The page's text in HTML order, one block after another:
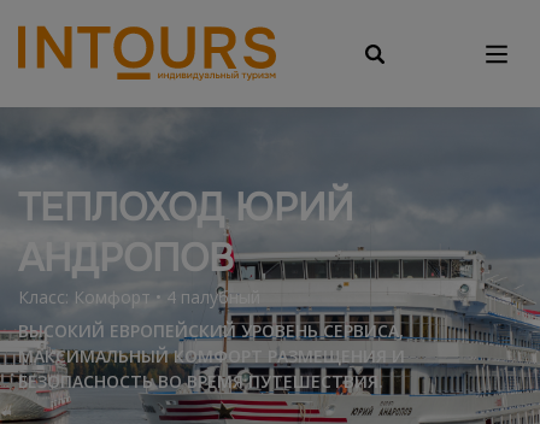
ТЕПЛОХОД ЮРИЙ
АНДРОПОВ
Класс: Комфорт • 4 палубный
ВЫСОКИЙ ЕВРОПЕЙСКИЙ УРОВЕНЬ СЕРВИСА,
МАКСИМАЛЬНЫЙ КОМФОРТ РАЗМЕЩЕНИЯ И
БЕЗОПАСНОСТЬ ВО ВРЕМЯ ПУТЕШЕСТВИЯ.